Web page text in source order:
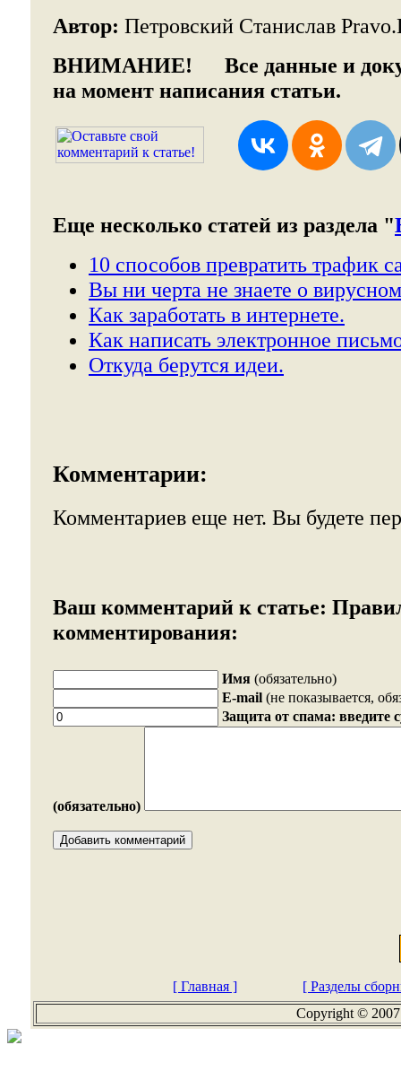
Автор: Петровский Станислав
ВНИМАНИЕ! Все данные и
на момент написания статьи.
Еще несколько статей из раздела "
10 способов превратить трафик
Вы ни черта не знаете о
Как заработать в интернете.
Как написать электронное
Откуда берутся идеи.
Комментарии:
Комментариев еще нет. Вы будете
Ваш комментарий к статье:
комментирования:
Имя (обязательно)
E-mail (не показывается,
Защита от спама: введите
(обязательно)
[ Главная ]
[ Разделы
Copyright ©